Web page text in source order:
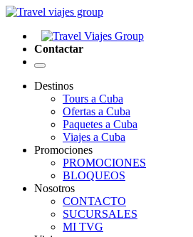
Contactar
Destinos
Tours a Cuba
Ofertas a Cuba
Paquetes a Cuba
Viajes a Cuba
Promociones
PROMOCIONES
BLOQUEOS
Nosotros
CONTACTO
SUCURSALES
MI TVG